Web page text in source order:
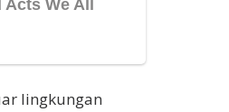
lingkungan